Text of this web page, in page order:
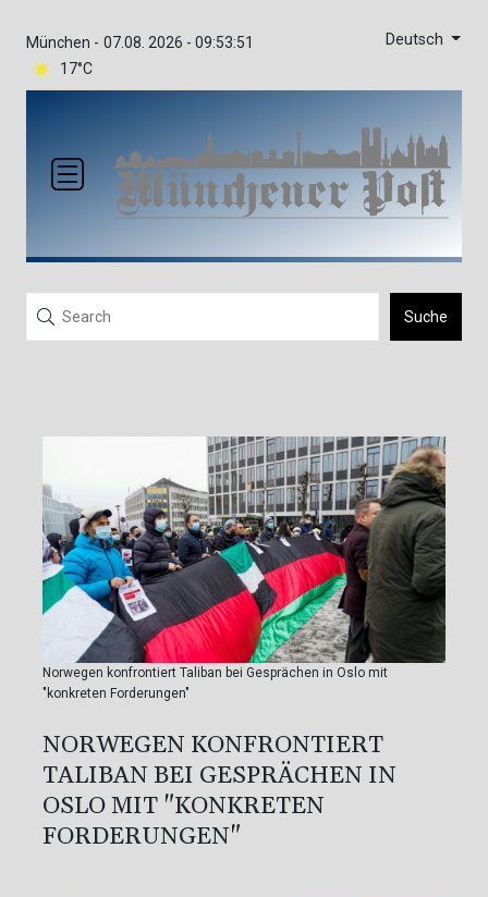
München -
17°C
07.08. 2026 - 09:53:51 Deutsch
Suche
Norwegen konfrontiert Taliban bei Gesprächen in Oslo mit
"konkreten Forderungen"
NORWEGEN KONFRONTIERT
TALIBAN BEI GESPRÄCHEN IN
OSLO MIT "KONKRETEN
FORDERUNGEN"